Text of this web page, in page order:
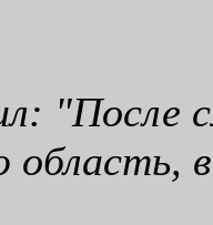
"После
область,